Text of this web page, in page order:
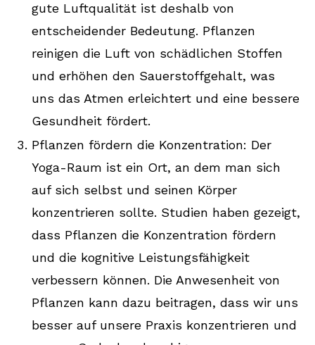
gute Luftqualität ist deshalb von
entscheidender Bedeutung. Pflanzen
reinigen die Luft von schädlichen Stoffen
und erhöhen den Sauerstoffgehalt, was
uns das Atmen erleichtert und eine bessere
Gesundheit fördert.
Pflanzen fördern die Konzentration: Der
Yoga-Raum ist ein Ort, an dem man sich
auf sich selbst und seinen Körper
konzentrieren sollte. Studien haben gezeigt,
dass Pflanzen die Konzentration fördern
und die kognitive Leistungsfähigkeit
verbessern können. Die Anwesenheit von
Pflanzen kann dazu beitragen, dass wir uns
besser auf unsere Praxis konzentrieren und